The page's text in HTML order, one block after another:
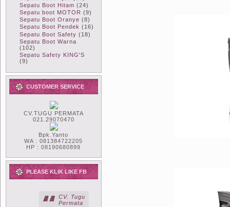
Sepatu Boot Hitam (24)
Sepatu boot MOTOR (9)
Sepatu Boot Oranye (8)
Sepatu Boot Pendek (16)
Sepatu Boot Safety (18)
Sepatu Boot Warna
(102)
Sepatu Safety KING'S
(9)
CUSTOMER SERVICE
CV.TUGU PERMATA
021.29070470
Bpk.Yanto
WA : 081384722205
HP : 08190680899
PLEASE KLIK LIKE FB
CV. Tugu
Permata